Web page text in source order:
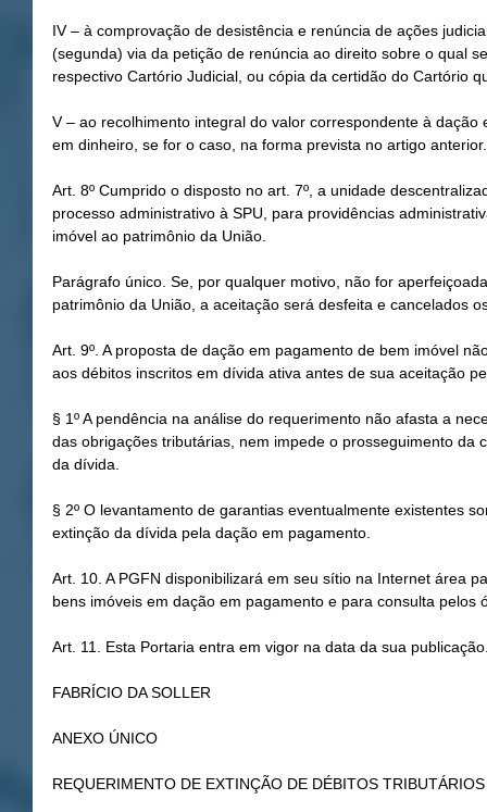
IV – à comprovação de desistência e renúncia de ações
(segunda) via da petição de renúncia ao direito sobre o qual
respectivo Cartório Judicial, ou cópia da certidão do Cartório
V – ao recolhimento integral do valor correspondente à
em dinheiro, se for o caso, na forma prevista no artigo anterior.
Art. 8º Cumprido o disposto no art. 7º, a unidade
processo administrativo à SPU, para providências
imóvel ao patrimônio da União.
Parágrafo único. Se, por qualquer motivo, não for
patrimônio da União, a aceitação será desfeita e cancelados
Art. 9º. A proposta de dação em pagamento de bem imóvel
aos débitos inscritos em dívida ativa antes de sua aceitação
§ 1º A pendência na análise do requerimento não afasta a
das obrigações tributárias, nem impede o prosseguimento da
da dívida.
§ 2º O levantamento de garantias eventualmente existentes
extinção da dívida pela dação em pagamento.
Art. 10. A PGFN disponibilizará em seu sítio na Internet área
bens imóveis em dação em pagamento e para consulta pelos
Art. 11. Esta Portaria entra em vigor na data da sua
FABRÍCIO DA SOLLER
ANEXO ÚNICO
REQUERIMENTO DE EXTINÇÃO DE DÉBITOS